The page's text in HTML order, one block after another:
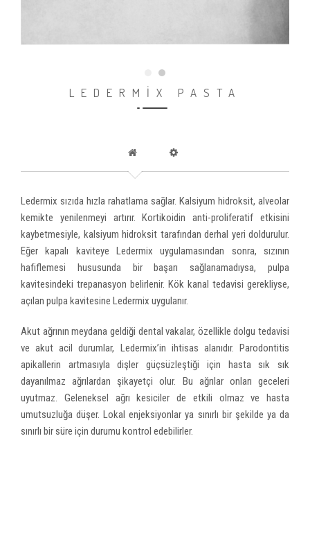
LEDERMİX PASTA
Ledermix sızıda hızla rahatlama sağlar. Kalsiyum hidroksit, alveolar
kemikte yenilenmeyi artırır. Kortikoidin anti-proliferatif etkisini
kaybetmesiyle, kalsiyum hidroksit tarafından derhal yeri doldurulur.
Eğer kapalı kaviteye Ledermix uygulamasından sonra, sızının
hafiflemesi hususunda bir başarı sağlanamadıysa, pulpa
kavitesindeki trepanasyon belirlenir. Kök kanal tedavisi gerekliyse,
açılan pulpa kavitesine Ledermix uygulanır.
Akut ağrının meydana geldiği dental vakalar, özellikle dolgu tedavisi
ve akut acil durumlar, Ledermix’in ihtisas alanıdır. Parodontitis
apikallerin artmasıyla dişler güçsüzleştiği için hasta sık sık
dayanılmaz ağrılardan şikayetçi olur. Bu ağrılar onları geceleri
uyutmaz. Geleneksel ağrı kesiciler de etkili olmaz ve hasta
umutsuzluğa düşer. Lokal enjeksiyonlar ya sınırlı bir şekilde ya da
sınırlı bir süre için durumu kontrol edebilirler.